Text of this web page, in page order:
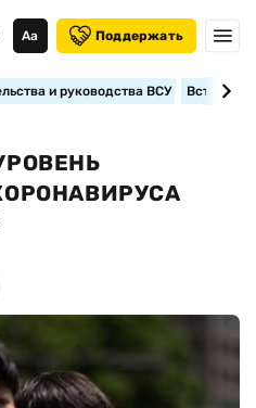
Аа Поддержать
и руководства ВСУ